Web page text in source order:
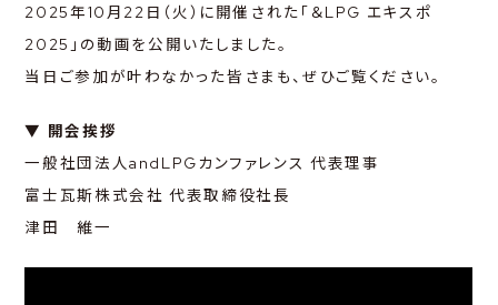
2025年10月22日（火）に開催された「＆LPG エキスポ
2025」の動画を公開いたしました。
当日ご参加が叶わなかった皆さまも、ぜひご覧ください。
▼ 開会挨拶
一般社団法人andLPGカンファレンス 代表理事
富士瓦斯株式会社 代表取締役社長
津田 維一